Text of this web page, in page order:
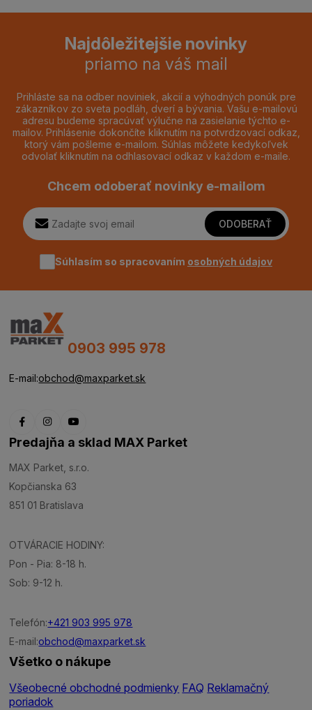
Najdôležitejšie novinky
priamo na váš mail
Prihláste sa na odber noviniek, akcií a výhodných ponúk pre
zákazníkov zo sveta podláh, dverí a bývania. Vašu e-mailovú
adresu budeme spracúvať výlučne na zasielanie týchto e-
mailov. Prihlásenie dokončíte kliknutím na potvrdzovací odkaz,
ktorý vám pošleme e-mailom. Súhlas môžete kedykoľvek
odvolať kliknutím na odhlasovací odkaz v každom e-maile.
Chcem odoberať novinky e-mailom
ODOBERAŤ
Súhlasím so spracovaním osobných údajov
0903 995 978
E-mail:obchod@maxparket.sk
Predajňa a sklad MAX Parket
MAX Parket, s.r.o.
Kopčianska 63
851 01 Bratislava
OTVÁRACIE HODINY:
Pon - Pia: 8-18 h.
Sob: 9-12 h.
Telefón:+421 903 995 978
E-mail:obchod@maxparket.sk
Všetko o nákupe
Všeobecné obchodné podmienky FAQ Reklamačný
poriadok